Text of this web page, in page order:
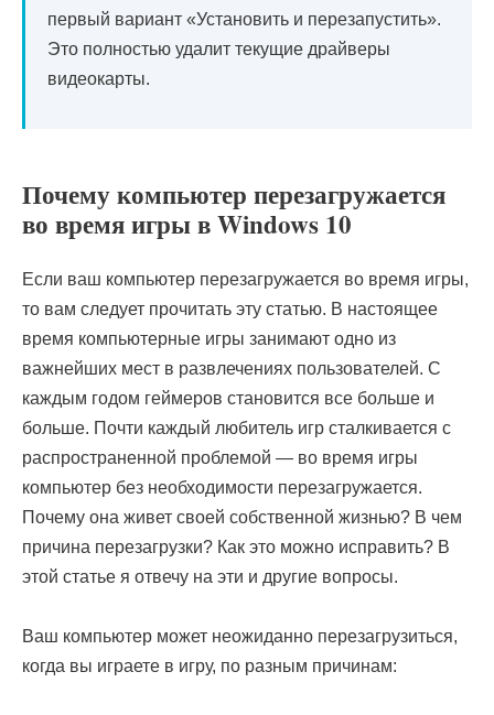
первый вариант «Установить и перезапустить».
Это полностью удалит текущие драйверы
видеокарты.
Почему компьютер перезагружается
во время игры в Windows 10
Если ваш компьютер перезагружается во время игры,
то вам следует прочитать эту статью. В настоящее
время компьютерные игры занимают одно из
важнейших мест в развлечениях пользователей. С
каждым годом геймеров становится все больше и
больше. Почти каждый любитель игр сталкивается с
распространенной проблемой — во время игры
компьютер без необходимости перезагружается.
Почему она живет своей собственной жизнью? В чем
причина перезагрузки? Как это можно исправить? В
этой статье я отвечу на эти и другие вопросы.
Ваш компьютер может неожиданно перезагрузиться,
когда вы играете в игру, по разным причинам: